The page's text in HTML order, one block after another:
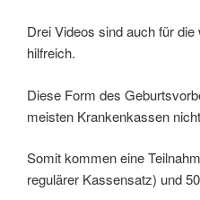
Drei Videos sind auch für
hilfreich.
Diese Form des
meisten Krankenkassen
Somit kommen eine
regulärer Kassensatz) und